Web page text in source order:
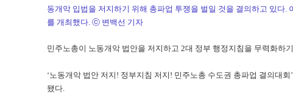
동개악 입법을 저지하기 위해 총파업 투쟁을 벌일 것을 결의하고 있다
를 개최했다. ⓒ 변백선 기자
민주노총이 노동개악 법안을 저지하고 2대 정부 행정지침을 무력화하
‘노동개악 법안 저지! 정부지침 저지! 민주노총 수도권 총파업 결의대
됐다.